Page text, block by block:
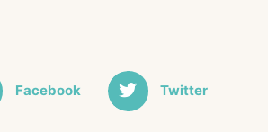
Facebook Twitter